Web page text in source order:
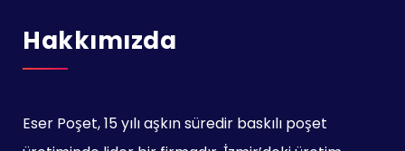
Hakkımızda
Eser Poşet, 15 yılı aşkın süredir baskılı poşet